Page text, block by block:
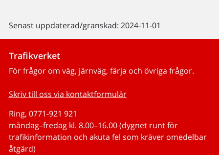
Senast uppdaterad/granskad: 2024-11-01
Trafikverket
För frågor om väg, järnväg, färja och övriga frågor.
Skriv till oss via kontaktformulär
Ring, 0771-921 921
måndag–fredag kl. 8.00–16.00 (dygnet runt för
trafikinformation och akuta fel som kräver omedelbar
åtgärd)